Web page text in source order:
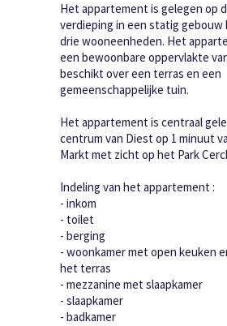
Het appartement is gelegen op
verdieping in een statig
drie wooneenheden. Het
een bewoonbare oppervlakte
beschikt over een terras en een
gemeenschappelijke tuin.
Het appartement is centraal
centrum van Diest op 1 minuut
Markt met zicht op het Park
Indeling van het appartement :
- inkom
- toilet
- berging
- woonkamer met open keuken
het terras
- mezzanine met slaapkamer
- slaapkamer
- badkamer